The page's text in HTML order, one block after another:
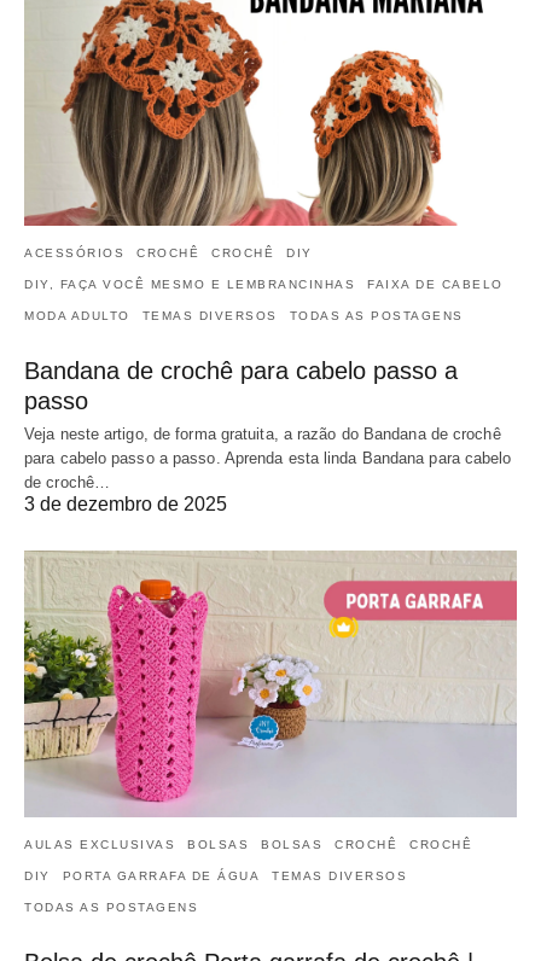
ACESSÓRIOS CROCHÊ CROCHÊ DIY
DIY, FAÇA VOCÊ MESMO E LEMBRANCINHAS FAIXA DE CABELO
MODA ADULTO TEMAS DIVERSOS TODAS AS POSTAGENS
Bandana de crochê para cabelo passo a
passo
Veja neste artigo, de forma gratuita, a razão do Bandana de crochê
para cabelo passo a passo. Aprenda esta linda Bandana para cabelo
de crochê…
3 de dezembro de 2025
AULAS EXCLUSIVAS BOLSAS BOLSAS CROCHÊ CROCHÊ
DIY PORTA GARRAFA DE ÁGUA TEMAS DIVERSOS
TODAS AS POSTAGENS